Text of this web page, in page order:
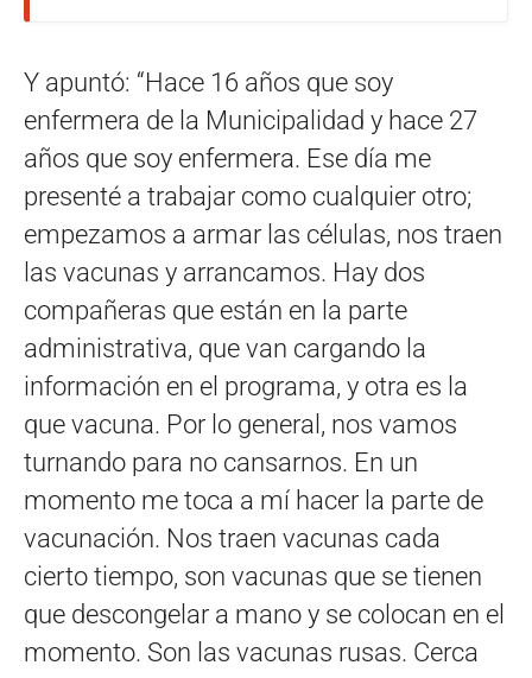
Y apuntó: “Hace 16 años que soy
enfermera de la Municipalidad y hace 27
años que soy enfermera. Ese día me
presenté a trabajar como cualquier otro;
empezamos a armar las células, nos traen
las vacunas y arrancamos. Hay dos
compañeras que están en la parte
administrativa, que van cargando la
información en el programa, y otra es la
que vacuna. Por lo general, nos vamos
turnando para no cansarnos. En un
momento me toca a mí hacer la parte de
vacunación. Nos traen vacunas cada
cierto tiempo, son vacunas que se tienen
que descongelar a mano y se colocan en el
momento. Son las vacunas rusas. Cerca